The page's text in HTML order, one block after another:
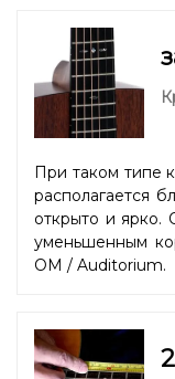
При таком типе
располагается
открыто и ярко.
уменьшенным
OM / Auditorium.